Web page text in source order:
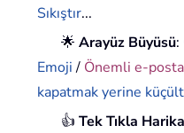
Sıkıştır...
🌟Arayüz Büyüsü:
Emoji/ Önemli e-
kapatmak yerine küçült
👍Tek Tıkla